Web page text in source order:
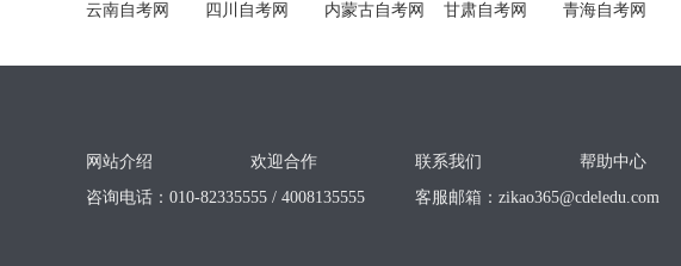
云南自考网 四川自考网 内蒙古自考网 甘肃自考网 青海自考网
网站介绍 欢迎合作 联系我们
帮助中心
咨询电话：010-82335555 / 4008135555
客服邮箱： zikao365@cdeledu.com